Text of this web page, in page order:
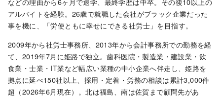
アルバイトを経験。26歳で就職した会社がブラック企業だった
事を機に、「労使ともに幸せにできる社労士」を目指す。
2009年から社労士事務所、2013年から会計事務所での勤務を経
て、2019年7月に姫路で独立。歯科医院・製造業・建設業・飲
食業・士業・IT業など幅広い業種の中小企業へ伴走し、姫路を
拠点に延べ150社以上、採用・定着・労務の相談は累計3,000件
超（2026年6月現在）。北は福島、南は佐賀まで顧問先があ